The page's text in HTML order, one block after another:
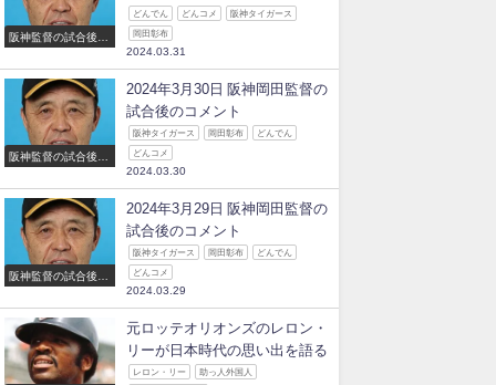
阪神監督の試合後の
どんでん どんコメ 阪神タイガース
岡田彰布
2024.03.31
阪神監督の試合後の
2024年3月30日 阪神岡田監督の
試合後のコメント
阪神タイガース 岡田彰布 どんでん
どんコメ
2024.03.30
阪神監督の試合後の
2024年3月29日 阪神岡田監督の
試合後のコメント
阪神タイガース 岡田彰布 どんでん
どんコメ
2024.03.29
元ロッテオリオンズのレロン・
リーが日本時代の思い出を語る
レロン・リー 助っ人外国人